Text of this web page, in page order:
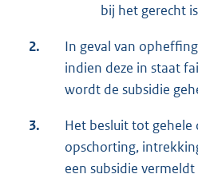
bij het gerecht
2.
In geval van
indien deze in staat
wordt de subsidie
3.
Het besluit tot gehele
opschorting,
een subsidie